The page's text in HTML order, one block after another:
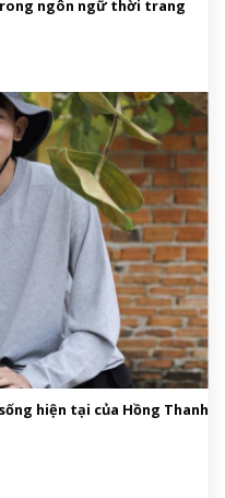
ngôn ngữ thời trang
hiện tại của Hồng Thanh